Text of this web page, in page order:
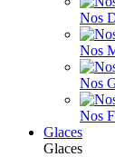
Nos
Nos
Nos
Nos
Glaces
Glaces